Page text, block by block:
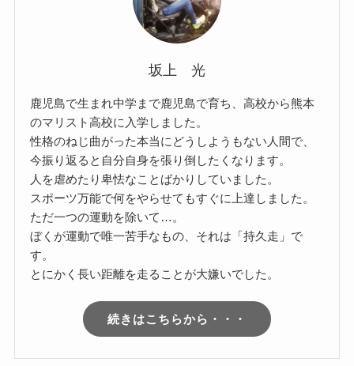
坂上 光
鹿児島で生まれ中学まで鹿児島で育ち、高校から熊本
のマリスト高校に入学しました。
性格のねじ曲がった本当にどうしようもない人間で、
今振り返ると自分自身を張り倒したくなります。
人を虐めたり卑怯なことばかりしていました。
スポーツ万能で何をやらせてもすぐに上達しました。
ただ一つの運動を除いて…。
ぼくが運動で唯一苦手なもの、それは「持久走」で
す。
とにかく長い距離を走ることが大嫌いでした。
続きはこちらから・・・